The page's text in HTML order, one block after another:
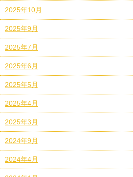
2025年10月
2025年9月
2025年7月
2025年6月
2025年5月
2025年4月
2025年3月
2024年9月
2024年4月